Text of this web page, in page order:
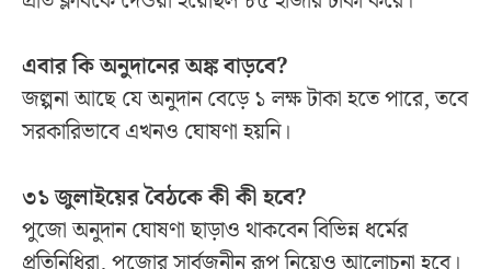
এবার কি অনুদানের অঙ্ক বাড়বে?
জল্পনা আছে যে অনুদান বেড়ে ১ লক্ষ টাকা হতে পারে, তবে
সরকারিভাবে এখনও ঘোষণা হয়নি।
৩১ জুলাইয়ের বৈঠকে কী কী হবে?
পুজো অনুদান ঘোষণা ছাড়াও থাকবেন বিভিন্ন ধর্মের